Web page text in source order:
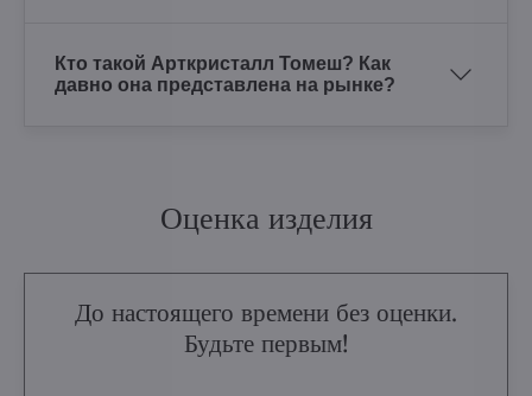
Кто такой Арткристалл Томеш? Как
давно она представлена на рынке?
Оценка изделия
До настоящего времени без оценки.
Будьте первым!